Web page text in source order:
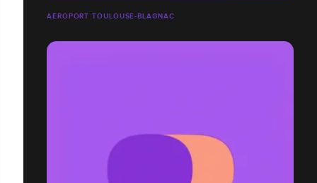
AÉROPORT TOULOUSE-BLAGNAC